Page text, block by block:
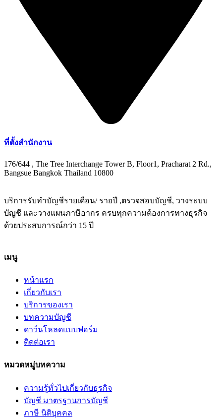
ที่ตั้งสำนักงาน
176/644 , The Tree Interchange Tower B, Floor1, Pracharat 2 Rd.,
Bangsue Bangkok Thailand 10800
บริการรับทำบัญชีรายเดือน/ รายปี ,ตรวจสอบบัญชี, วางระบบ
บัญชี และวางแผนภาษีอากร ครบทุกความต้องการทางธุรกิจ
ด้วยประสบการณ์กว่า 15 ปี
เมนู
หน้าแรก
เกี่ยวกับเรา
บริการของเรา
บทความบัญชี
ดาว์นโหลดแบบฟอร์ม
ติดต่อเรา
หมวดหมู่บทความ
ความรู้ทั่วไปเกี่ยวกับธุรกิจ
บัญชี มาตรฐานการบัญชี
ภาษี นิติบุคคล